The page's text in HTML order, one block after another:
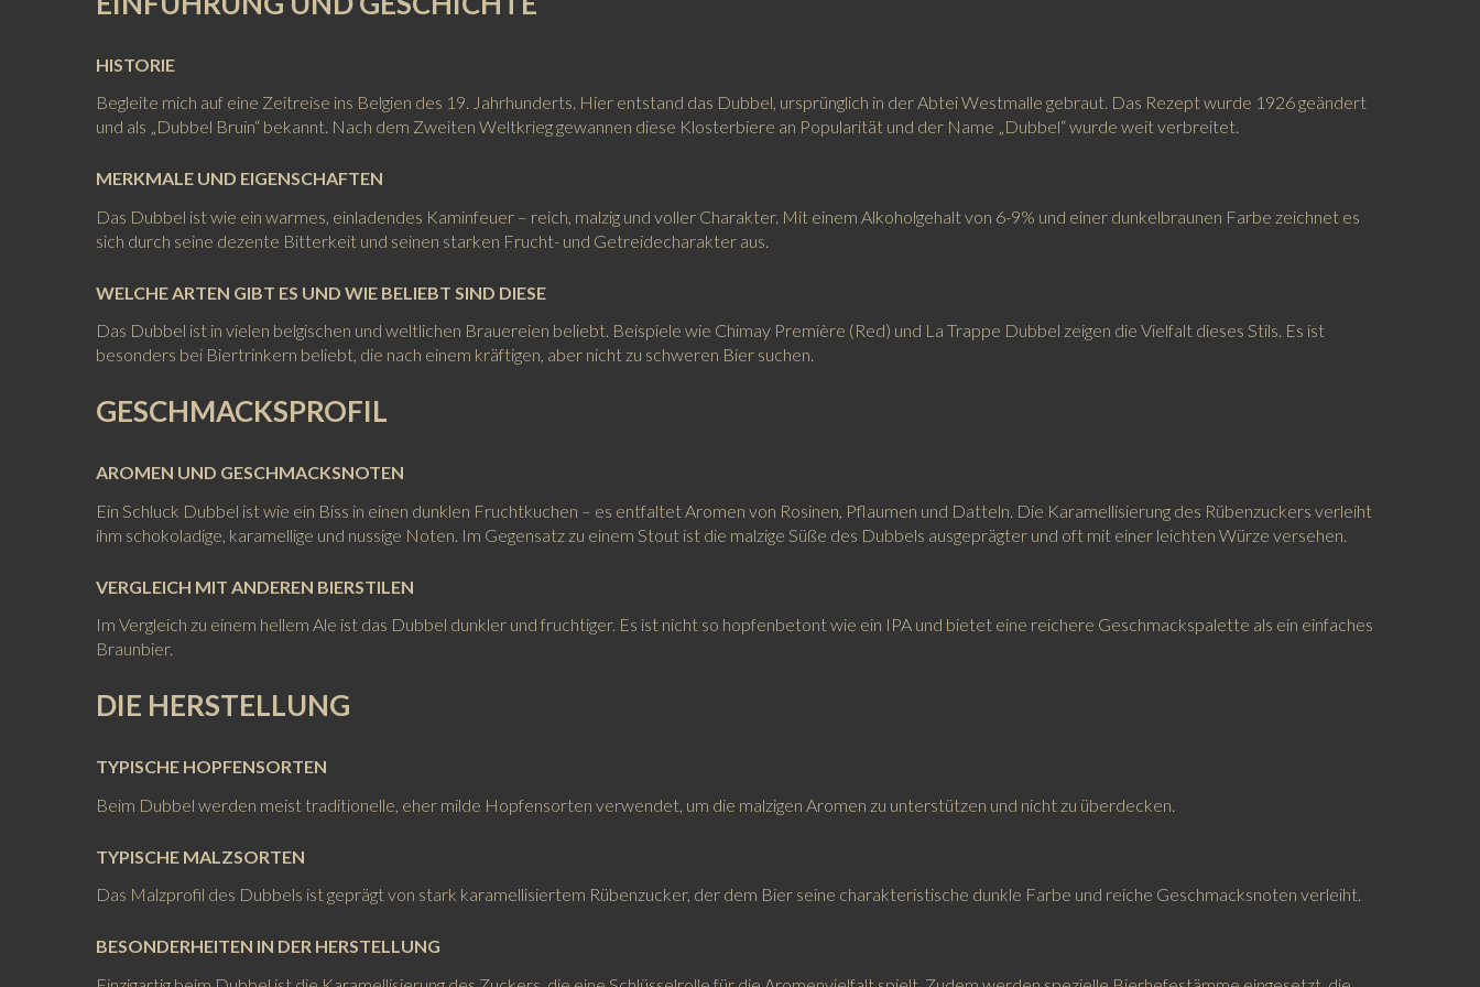
HISTORIE
Begleite mich auf eine Zeitreise ins Belgien des 19. Jahrhunderts. Hier entstand das Dubbel, ursprünglich in der Abtei Westmalle gebraut. Das Rezept wurde 1926 geändert
und als „Dubbel Bruin“ bekannt. Nach dem Zweiten Weltkrieg gewannen diese Klosterbiere an Popularität und der Name „Dubbel“ wurde weit verbreitet.
MERKMALE UND EIGENSCHAFTEN
Das Dubbel ist wie ein warmes, einladendes Kaminfeuer – reich, malzig und voller Charakter. Mit einem Alkoholgehalt von 6-9% und einer dunkelbraunen Farbe zeichnet es
sich durch seine dezente Bitterkeit und seinen starken Frucht- und Getreidecharakter aus.
WELCHE ARTEN GIBT ES UND WIE BELIEBT SIND DIESE
Das Dubbel ist in vielen belgischen und weltlichen Brauereien beliebt. Beispiele wie Chimay Première (Red) und La Trappe Dubbel zeigen die Vielfalt dieses Stils. Es ist
besonders bei Biertrinkern beliebt, die nach einem kräftigen, aber nicht zu schweren Bier suchen.
GESCHMACKSPROFIL
AROMEN UND GESCHMACKSNOTEN
Ein Schluck Dubbel ist wie ein Biss in einen dunklen Fruchtkuchen – es entfaltet Aromen von Rosinen, Pflaumen und Datteln. Die Karamellisierung des Rübenzuckers verleiht
ihm schokoladige, karamellige und nussige Noten. Im Gegensatz zu einem Stout ist die malzige Süße des Dubbels ausgeprägter und oft mit einer leichten Würze versehen.
VERGLEICH MIT ANDEREN BIERSTILEN
Im Vergleich zu einem hellem Ale ist das Dubbel dunkler und fruchtiger. Es ist nicht so hopfenbetont wie ein IPA und bietet eine reichere Geschmackspalette als ein einfaches
Braunbier.
DIE HERSTELLUNG
TYPISCHE HOPFENSORTEN
Beim Dubbel werden meist traditionelle, eher milde Hopfensorten verwendet, um die malzigen Aromen zu unterstützen und nicht zu überdecken.
TYPISCHE MALZSORTEN
Das Malzprofil des Dubbels ist geprägt von stark karamellisiertem Rübenzucker, der dem Bier seine charakteristische dunkle Farbe und reiche Geschmacksnoten verleiht.
BESONDERHEITEN IN DER HERSTELLUNG